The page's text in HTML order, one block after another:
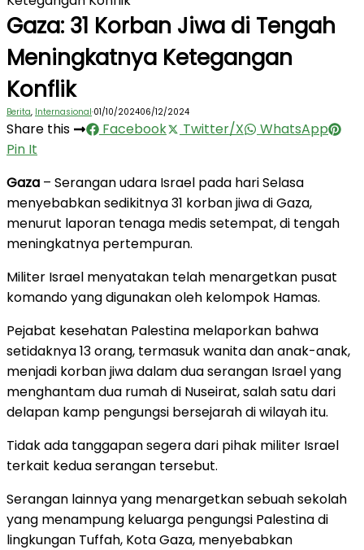
Gaza: 31 Korban Jiwa di Tengah
Meningkatnya Ketegangan
Konflik
Berita, Internasional·01/10/202406/12/2024
Share this Facebook Twitter/X
WhatsApp
Pin It
Gaza – Serangan udara Israel pada hari Selasa
menyebabkan sedikitnya 31 korban jiwa di Gaza,
menurut laporan tenaga medis setempat, di tengah
meningkatnya pertempuran.
Militer Israel menyatakan telah menargetkan pusat
komando yang digunakan oleh kelompok Hamas.
Pejabat kesehatan Palestina melaporkan bahwa
setidaknya 13 orang, termasuk wanita dan anak-anak,
menjadi korban jiwa dalam dua serangan Israel yang
menghantam dua rumah di Nuseirat, salah satu dari
delapan kamp pengungsi bersejarah di wilayah itu.
Tidak ada tanggapan segera dari pihak militer Israel
terkait kedua serangan tersebut.
Serangan lainnya yang menargetkan sebuah sekolah
yang menampung keluarga pengungsi Palestina di
lingkungan Tuffah, Kota Gaza, menyebabkan